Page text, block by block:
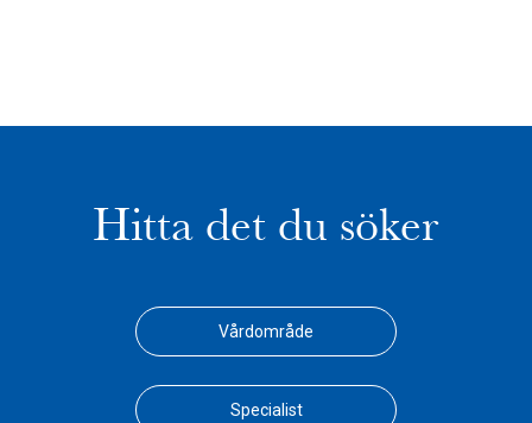
Hitta det du söker
Vårdområde
Specialist